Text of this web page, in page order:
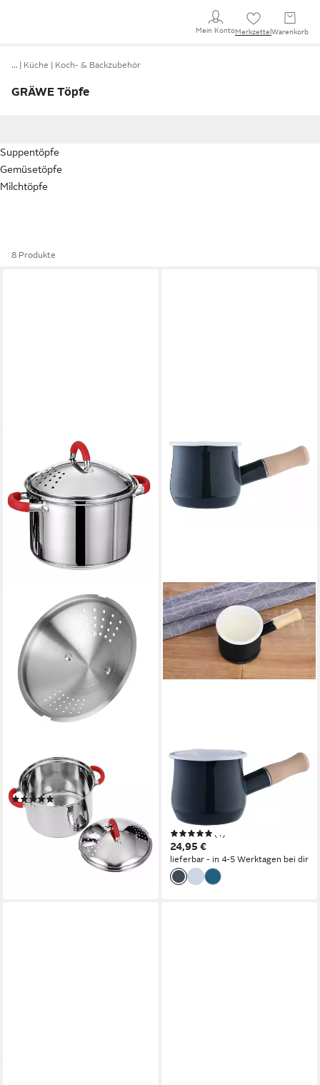
Mein KontoMerkzettel Warenkorb
… Küche Koch- & Backzubehör
GRÄWE Töpfe
Suppentöpfe
Gemüsetöpfe
Milchtöpfe
8 Produkte
Kochtopf GRÄWE Nudeltopf
Edelstahl 22 cm
(6)
39,90 €
lieferbar - in 2-3 Werktagen bei dir
GRÄWE
Milchtopf Milchtopf, Ø 10,5
cm, 450 ml, emailliert,
Milchtopf, Ø 10,5 cm, 450 ml,
emailliert
(1)
24,95 €
lieferbar - in 4-5 Werktagen bei dir